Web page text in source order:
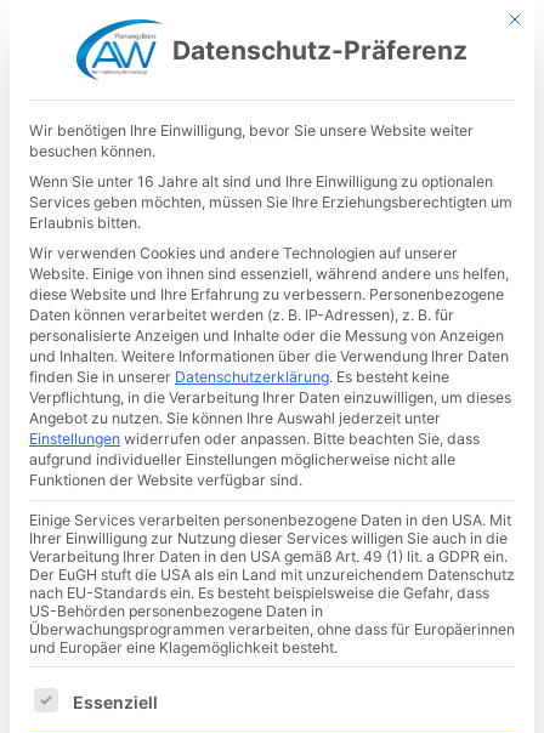
Lorem ipsum dolor sit amet, consetetur sadipscing elitr,
sed diam nonumy eirmod tempor invidunt ut labore et
dolore magna aliquyam erat, sed diam voluptua. At vero
eos et accusam et justo duo dolores et ea rebum. Stet
clita kasd gubergren, no sea takimata sanctus est
Lorem ipsum dolor sit amet. Lorem ipsum dolor sit
amet, consetetur sadipscing elitr, sed diam nonumy
eirmod tempor invidunt ut labore et dolore magna
aliquyam erat, sed diam voluptua. At vero eos et
accusam et justo duo dolores et ea rebum. Stet clita
kasd gubergren, no sea takimata sanctus est Lorem
ipsum dolor sit amet.
Mit
Datenschutz-Präferenz
Wir benötigen Ihre Einwilligung, bevor Sie unsere Website weiter
besuchen können.
Wenn Sie unter 16 Jahre alt sind und Ihre Einwilligung zu optionalen
Services geben möchten, müssen Sie Ihre Erziehungsberechtigten um
Erlaubnis bitten.
Wir verwenden Cookies und andere Technologien auf unserer
Website. Einige von ihnen sind essenziell, während andere uns helfen,
diese Website und Ihre Erfahrung zu verbessern. Personenbezogene
Daten können verarbeitet werden (z. B. IP-Adressen), z. B. für
personalisierte Anzeigen und Inhalte oder die Messung von Anzeigen
und Inhalten. Weitere Informationen über die Verwendung Ihrer Daten
finden Sie in unserer Datenschutzerklärung. Es besteht keine
Verpflichtung, in die Verarbeitung Ihrer Daten einzuwilligen, um dieses
Angebot zu nutzen. Sie können Ihre Auswahl jederzeit unter
Einstellungen widerrufen oder anpassen. Bitte beachten Sie, dass
aufgrund individueller Einstellungen möglicherweise nicht alle
Funktionen der Website verfügbar sind.
Einige Services verarbeiten personenbezogene Daten in den USA. Mit
Ihrer Einwilligung zur Nutzung dieser Services willigen Sie auch in die
Verarbeitung Ihrer Daten in den USA gemäß Art. 49 (1) lit. a GDPR ein.
Der EuGH stuft die USA als ein Land mit unzureichendem Datenschutz
nach EU-Standards ein. Es besteht beispielsweise die Gefahr, dass
US-Behörden personenbezogene Daten in
Überwachungsprogrammen verarbeiten, ohne dass für Europäerinnen
und Europäer eine Klagemöglichkeit besteht.
Es folgt eine Liste der Service-Gruppen, für die eine
Essenziell